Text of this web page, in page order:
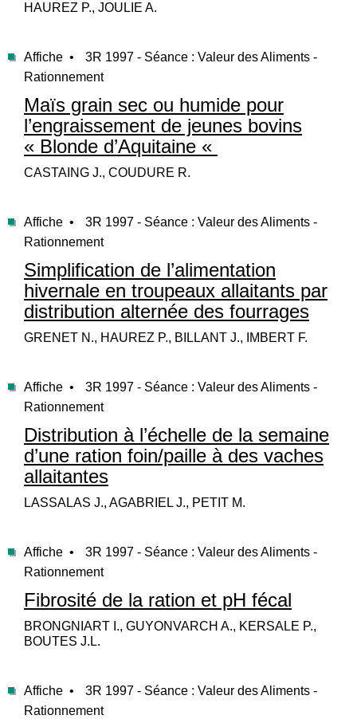
HAUREZ P., JOULIE A.
Affiche •
3R 1997 - Séance : Valeur des Aliments -
Rationnement
Maïs grain sec ou humide pour
l’engraissement de jeunes bovins
« Blonde d’Aquitaine «
CASTAING J., COUDURE R.
Affiche •
3R 1997 - Séance : Valeur des Aliments -
Rationnement
Simplification de l’alimentation
hivernale en troupeaux allaitants par
distribution alternée des fourrages
GRENET N., HAUREZ P., BILLANT J., IMBERT F.
Affiche •
3R 1997 - Séance : Valeur des Aliments -
Rationnement
Distribution à l’échelle de la semaine
d’une ration foin/paille à des vaches
allaitantes
LASSALAS J., AGABRIEL J., PETIT M.
Affiche •
3R 1997 - Séance : Valeur des Aliments -
Rationnement
Fibrosité de la ration et pH fécal
BRONGNIART I., GUYONVARCH A., KERSALE P.,
BOUTES J.L.
Affiche •
3R 1997 - Séance : Valeur des Aliments -
Rationnement